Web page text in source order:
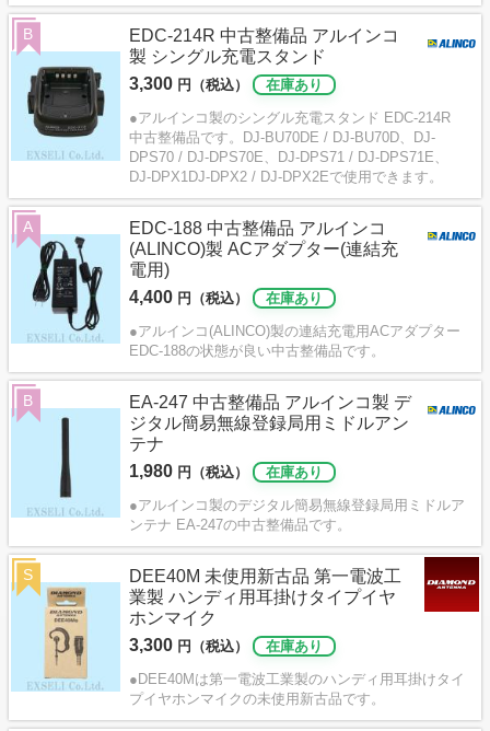
EDC-214R 中古整備品 アルインコ
製 シングル充電スタンド
3,300 円（税込）
在庫あり
●アルインコ製のシングル充電スタンド EDC-214R
中古整備品です。DJ-BU70DE / DJ-BU70D、DJ-
DPS70 / DJ-DPS70E、DJ-DPS71 / DJ-DPS71E、
DJ-DPX1DJ-DPX2 / DJ-DPX2Eで使用できます。
B
EDC-188 中古整備品 アルインコ
(ALINCO)製 ACアダプター(連結充
電用)
4,400 円（税込）
在庫あり
●アルインコ(ALINCO)製の連結充電用ACアダプター
EDC-188の状態が良い中古整備品です。
A
EA-247 中古整備品 アルインコ製 デ
ジタル簡易無線登録局用ミドルアン
テナ
1,980 円（税込）
在庫あり
●アルインコ製のデジタル簡易無線登録局用ミドルア
ンテナ EA-247の中古整備品です。
B
DEE40M 未使用新古品 第一電波工
業製 ハンディ用耳掛けタイプイヤ
ホンマイク
3,300 円（税込）
在庫あり
●DEE40Mは第一電波工業製のハンディ用耳掛けタイ
プイヤホンマイクの未使用新古品です。
S